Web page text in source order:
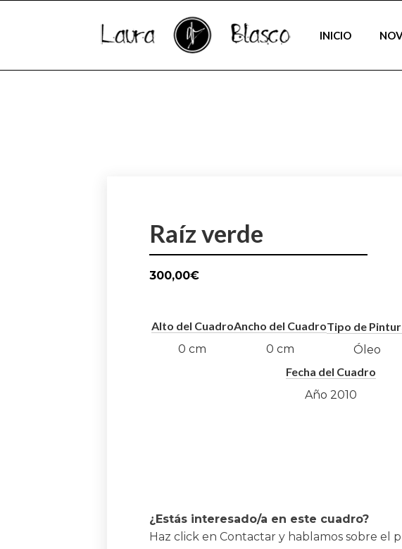
INICIO
Raíz verde
300,00€
Alto del Cuadro
0 cm
Ancho del Cuadro
0 cm
Tipo de
Óleo
Fecha del Cuadro
Año 2010
¿Estás interesado/a en este cuadro?
Haz click en Contactar y hablamos sobre el